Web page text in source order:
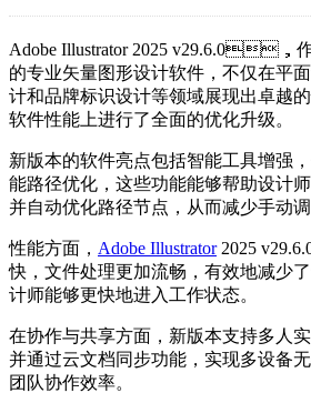
Adobe Illustrator 2025 v29.6.0，
的专业矢量图形设计软件，不仅在平面设
计和品牌标识设计等领域展现出卓越的
软件性能上进行了全面的优化升级。
新版本的软件亮点包括智能工具增强
能路径优化，这些功能能够帮助设
并自动优化路径节点，从而减少手动调
性能方面， Adobe Illustrator2025
快，文件处理更加流畅，有效地减少
计师能够更快地进入工作状态。
在协作与共享方面，新版本支持多人实
并通过云文档同步功能，实现多设备无
团队协作效率。